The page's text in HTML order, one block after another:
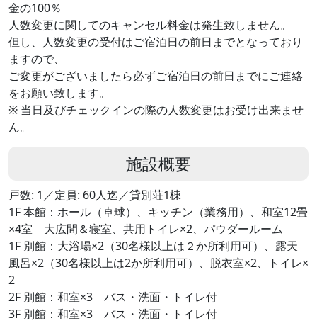
金の100％
人数変更に関してのキャンセル料金は発生致しません。
但し、人数変更の受付はご宿泊日の前日までとなっており
ますので、
ご変更がございましたら必ずご宿泊日の前日までにご連絡
をお願い致します。
※ 当日及びチェックインの際の人数変更はお受け出来ませ
ん。
施設概要
戸数: 1／定員: 60人迄／貸別荘1棟
1F 本館：ホール（卓球）、キッチン（業務用）、和室12畳
×4室 大広間＆寝室、共用トイレ×2、パウダールーム
1F 別館：大浴場×2（30名様以上は２か所利用可）、露天
風呂×2（30名様以上は2か所利用可）、脱衣室×2、トイレ×
2
2F 別館：和室×3 バス・洗面・トイレ付
3F 別館：和室×3 バス・洗面・トイレ付